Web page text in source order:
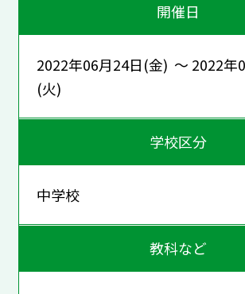
開催日
2022年06月24日(金) ～ 2022年
(火)
学校区分
中学校
教科など